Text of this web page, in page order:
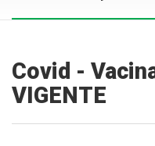
Covid -
VIGENTE